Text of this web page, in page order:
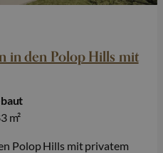
in den Polop Hills mit
m²
Polop Hills mit privatem